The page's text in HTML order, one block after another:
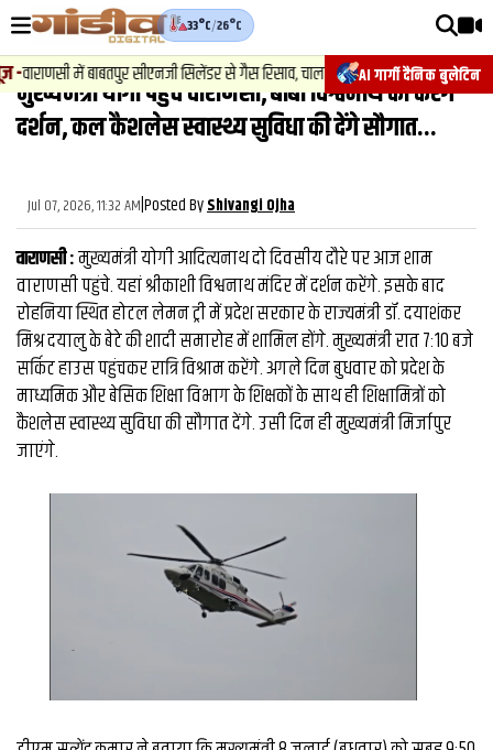
AI गार्गी दैनिक बुलेटिन
33°C/26°C
वाराणसी में बाबतपुर सीएनजी सिलेंडर से गैस रिसाव, चालक की सूझबूझ से टला बड़ा हादसा.
वीडियोज़
वाराणसी न्यूज़
राजनीति
फिल्मी
साहित्य
संस्कृति
ख़ान पान और जीवनशैली
अंतरराष्ट्रीय
फैक्ट चेक
व्यापार
मुख्‍यमंत्री योगी पहुंचे वाराणसी, बाबा विश्वनाथ का करेंगे
दर्शन, कल कैशलेस स्वास्थ्य सुविधा की देंगे सौगात...
Jul 07, 2026, 11:32 AM|Posted ByShivangi Ojha
वाराणसी :मुख्यमंत्री योगी आदित्यनाथ दो दिवसीय दौरे पर आज शाम
वाराणसी पहुंचे. यहां श्रीकाशी विश्वनाथ मंदिर में दर्शन करेंगे. इसके बाद
रोहनिया स्थित होटल लेमन ट्री में प्रदेश सरकार के राज्यमंत्री डॉ. दयाशंकर
मिश्र दयालु के बेटे की शादी समारोह में शामिल होंगे. मुख्यमंत्री रात 7:10 बजे
सर्किट हाउस पहुंचकर रात्रि विश्राम करेंगे. अगले दिन बुधवार को प्रदेश के
माध्यमिक और बेसिक शिक्षा विभाग के शिक्षकों के साथ ही शिक्षामित्रों को
कैशलेस स्वास्थ्य सुविधा की सौगात देंगे. उसी दिन ही मुख्यमंत्री मिर्जापुर
जाएंगे.